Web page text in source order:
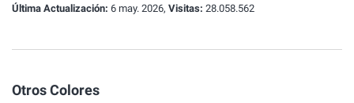
Última Actualización: 6 may. 2026, Visitas: 28.058.562
Otros Colores